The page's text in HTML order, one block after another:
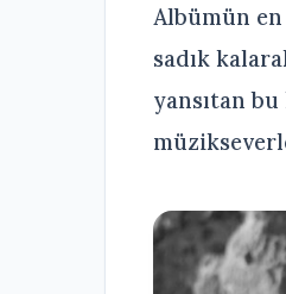
Albümün
sadık
yansıtan